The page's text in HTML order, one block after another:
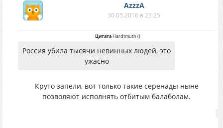
AzzzA
30.05.2016 в 23:25
ЦитатаHardtmuth ()
Россия убила тысячи невинных людей, это
ужасно
Круто запели, вот только такие серенады ныне
позволяют исполнять отбитым балаболам.